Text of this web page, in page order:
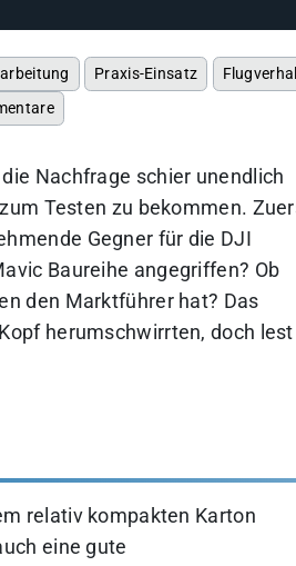
Praxis-Einsatz
Nachfrage schier unendlich
Testen zu bekommen.
Gegner für die DJI
Baureihe angegriffen? Ob
den Marktführer hat? Das
herumschwirrten, doch lest
relativ kompakten Karton
eine gute